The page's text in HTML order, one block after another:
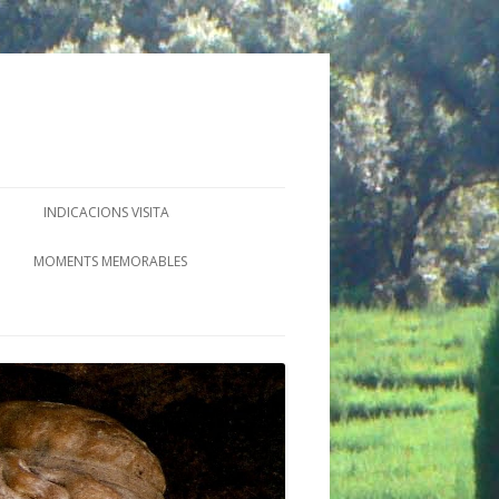
INDICACIONS VISITA
MOMENTS MEMORABLES